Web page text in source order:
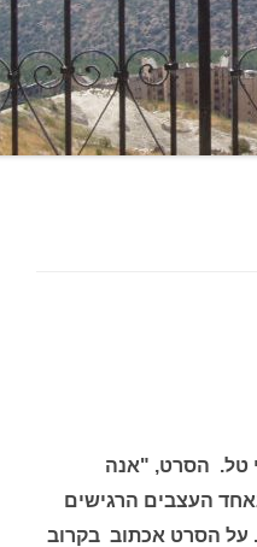
טל. הסרט, "אנה
העצבים הרגישים
על הסרט אכתוב בקרוב